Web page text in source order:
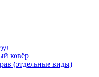
ковёр
(отдельные виды)